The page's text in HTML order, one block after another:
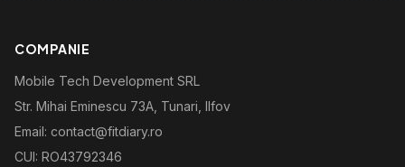
COMPANIE
Mobile Tech Development SRL
Str. Mihai Eminescu 73A, Tunari, Ilfov
Email: contact@fitdiary.ro
CUI: RO43792346